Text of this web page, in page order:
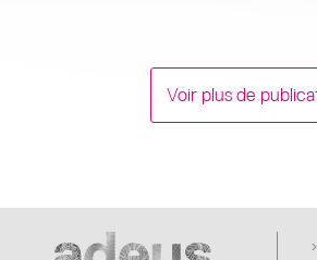
Voir plus de